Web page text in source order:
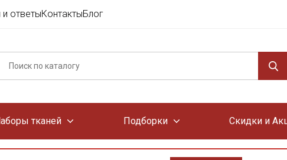
ответыКонтактыБлог
тканей Подборки Скидки и